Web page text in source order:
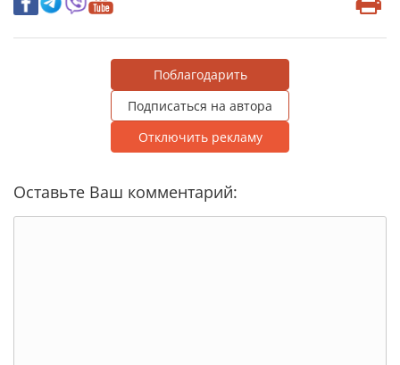
Поблагодарить
Подписаться на автора
Отключить рекламу
Оставьте Ваш комментарий: